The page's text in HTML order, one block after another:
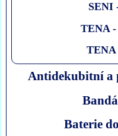
SENI
TENA -
TENA
Antidekubitní a
Baterie